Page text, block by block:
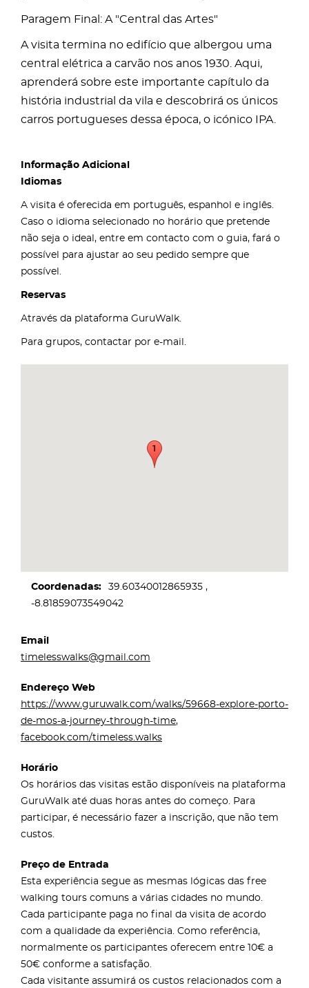
Paragem Final: A "Central das Artes"
A visita termina no edifício que albergou uma
central elétrica a carvão nos anos 1930. Aqui,
aprenderá sobre este importante capítulo da
história industrial da vila e descobrirá os únicos
carros portugueses dessa época, o icónico IPA.
Informação Adicional
Idiomas
A visita é oferecida em português, espanhol e inglês.
Caso o idioma selecionado no horário que pretende
não seja o ideal, entre em contacto com o guia, fará o
possível para ajustar ao seu pedido sempre que
possível.
Reservas
Através da plataforma GuruWalk.
Para grupos, contactar por e-mail.
Coordenadas
39.60340012865935
-8.81859073549042
Email
timelesswalks@gmail.com
Endereço Web
https://www.guruwalk.com/walks/59668-explore-porto-
de-mos-a-journey-through-time,
facebook.com/timeless.walks
Horário
Os horários das visitas estão disponíveis na plataforma
GuruWalk até duas horas antes do começo. Para
participar, é necessário fazer a inscrição, que não tem
custos.
Preço de Entrada
Esta experiência segue as mesmas lógicas das free
walking tours comuns a várias cidades no mundo.
Cada participante paga no final da visita de acordo
com a qualidade da experiência. Como referência,
normalmente os participantes oferecem entre 10€ a
50€ conforme a satisfação.
Cada visitante assumirá os custos relacionados com a